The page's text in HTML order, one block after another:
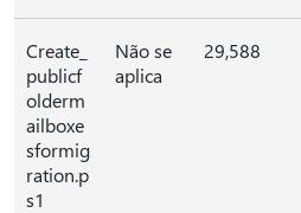
Create_
publicf
olderm
ailboxe
sformig
ration.p
s1
Não se
aplica
29,588